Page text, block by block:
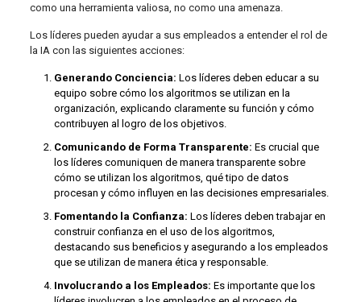
como una herramienta valiosa, no como una amenaza.
Los líderes pueden ayudar a sus empleados a entender el rol de
la IA con las siguientes acciones:
Generando Conciencia: Los líderes deben educar a su
equipo sobre cómo los algoritmos se utilizan en la
organización, explicando claramente su función y cómo
contribuyen al logro de los objetivos.
Comunicando de Forma Transparente: Es crucial que
los líderes comuniquen de manera transparente sobre
cómo se utilizan los algoritmos, qué tipo de datos
procesan y cómo influyen en las decisiones empresariales.
Fomentando la Confianza: Los líderes deben trabajar en
construir confianza en el uso de los algoritmos,
destacando sus beneficios y asegurando a los empleados
que se utilizan de manera ética y responsable.
Involucrando a los Empleados: Es importante que los